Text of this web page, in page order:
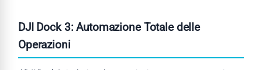
DJI Dock 3: Automazione Totale delle
Operazioni